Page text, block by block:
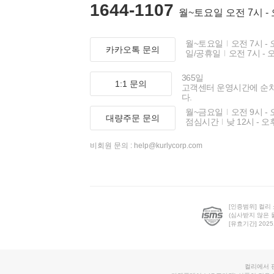
1644-1107 월~토요일 오전 7시 -
카카오톡 문의
월~토요일
오전 7시 -
일/공휴일
오전 7시 -
1:1 문의
365일
고객센터 운영시간에 순
다.
대량주문 문의
월~금요일
오전 9시 -
점심시간
낮 12시 - 오
비회원 문의 : help@kurlycorp.com
[인증범위] 컬리
(심사받지 않은
[유효기간]
컬리에서